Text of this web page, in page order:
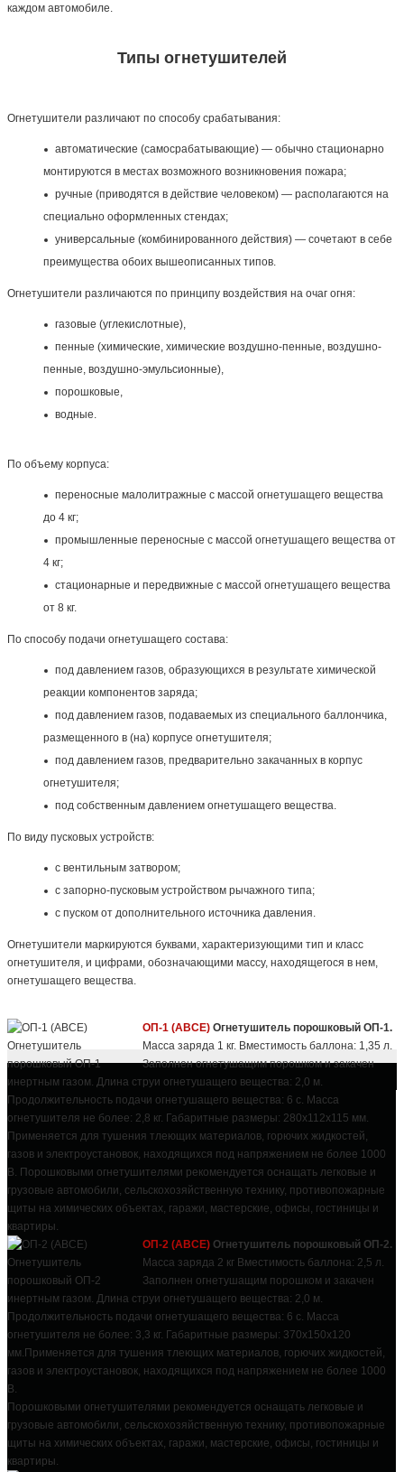
каждом автомобиле.
Типы огнетушителей
Огнетушители различают по способу срабатывания:
автоматические (самосрабатывающие) — обычно стационарно
монтируются в местах возможного возникновения пожара;
ручные (приводятся в действие человеком) — располагаются на
специально оформленных стендах;
универсальные (комбинированного действия) — сочетают в себе
преимущества обоих вышеописанных типов.
Огнетушители различаются по принципу воздействия на очаг огня:
газовые (углекислотные),
пенные (химические, химические воздушно-пенные, воздушно-
пенные, воздушно-эмульсионные),
порошковые,
водные.
По объему корпуса:
переносные малолитражные с массой огнетушащего вещества
до 4 кг;
промышленные переносные с массой огнетушащего вещества от
4 кг;
стационарные и передвижные с массой огнетушащего вещества
от 8 кг.
По способу подачи огнетушащего состава:
под давлением газов, образующихся в результате химической
реакции компонентов заряда;
под давлением газов, подаваемых из специального баллончика,
размещенного в (на) корпусе огнетушителя;
под давлением газов, предварительно закачанных в корпус
огнетушителя;
под собственным давлением огнетушащего вещества.
По виду пусковых устройств:
с вентильным затвором;
с запорно-пусковым устройством рычажного типа;
с пуском от дополнительного источника давления.
Огнетушители маркируются буквами, характеризующими тип и класс
огнетушителя, и цифрами, обозначающими массу, находящегося в нем,
огнетушащего вещества.
ОП-1 (ABCE) Огнетушитель порошковый ОП-1.
Масса заряда 1 кг. Вместимость баллона: 1,35 л.
Заполнен огнетушащим порошком и закачен
инертным газом. Длина струи огнетушащего вещества: 2,0 м.
Продолжительность подачи огнетушащего вещества: 6 с. Масса
огнетушителя не более: 2,8 кг. Габаритные размеры: 280х112х115 мм.
Применяется для тушения тлеющих материалов, горючих жидкостей,
газов и электроустановок, находящихся под напряжением не более 1000
В. Порошковыми огнетушителями рекомендуется оснащать легковые и
грузовые автомобили, сельскохозяйственную технику, противопожарные
щиты на химических объектах, гаражи, мастерские, офисы, гостиницы и
квартиры.
ОП-2 (АВСЕ) Огнетушитель порошковый ОП-2.
Масса заряда 2 кг Вместимость баллона: 2,5 л.
Заполнен огнетушащим порошком и закачен
инертным газом. Длина струи огнетушащего вещества: 2,0 м.
Продолжительность подачи огнетушащего вещества: 6 с. Масса
огнетушителя не более: 3,3 кг. Габаритные размеры: 370х150х120
мм.Применяется для тушения тлеющих материалов, горючих жидкостей,
газов и электроустановок, находящихся под напряжением не более 1000
В.
Порошковыми огнетушителями рекомендуется оснащать легковые и
грузовые автомобили, сельскохозяйственную технику, противопожарные
щиты на химических объектах, гаражи, мастерские, офисы, гостиницы и
квартиры.